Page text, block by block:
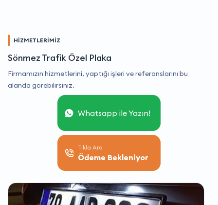
HİZMETLERİMİZ
Sönmez Trafik Özel Plaka
Firmamızın hizmetlerini, yaptığı işleri ve referanslarını bu
alanda görebilirsiniz.
Whatsapp ile Yazın!
Tıkla Ara
Ödeme Bekleniyor